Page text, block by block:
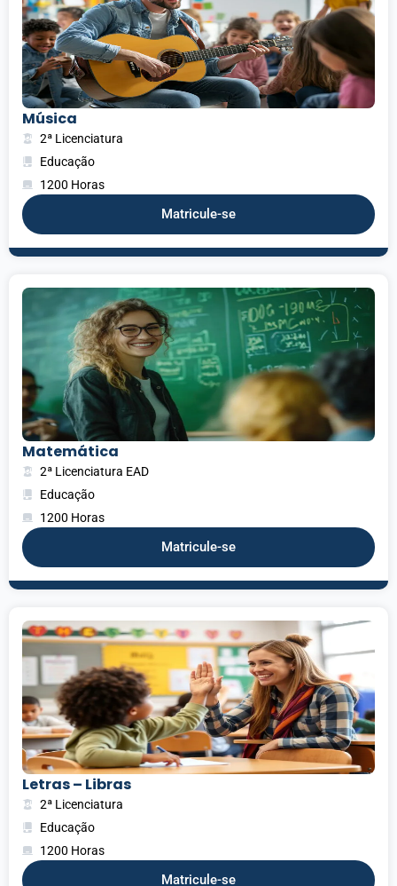
Música
2ª Licenciatura
Educação
1200 Horas
Matricule-se
Matemática
2ª Licenciatura EAD
Educação
1200 Horas
Matricule-se
Letras – Libras
2ª Licenciatura
Educação
1200 Horas
Matricule-se